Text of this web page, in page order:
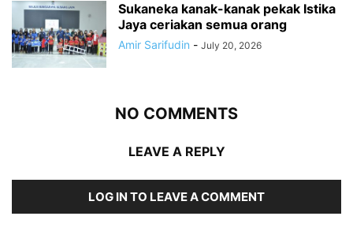
Sukaneka kanak-kanak pekak Istika
Jaya ceriakan semua orang
Amir Sarifudin - July 20, 2026
NO COMMENTS
LEAVE A REPLY
LOG IN TO LEAVE A COMMENT